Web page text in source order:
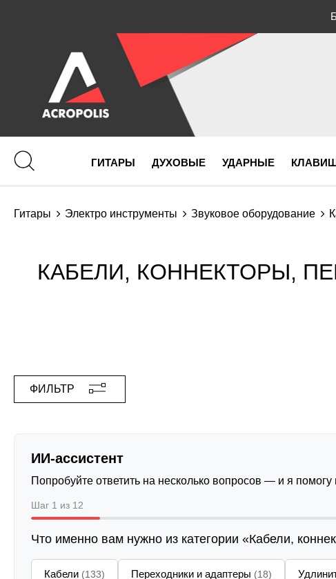
ГИТАРЫ ДУХОВЫЕ УДАРНЫЕ
Гитары Электро инструменты Звуковое оборудование
КАБЕЛИ, КОННЕКТОРЫ,
ФИЛЬТР
ИИ-ассистент
Попробуйте ответить на несколько вопросов — и я
Шаг 1 из 12
Что именно вам нужно из категории «Кабели,
Кабели (133) Переходники и адаптеры (18)